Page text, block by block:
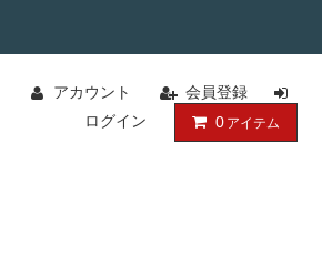
アカウント
会員登録
ログイン
0 アイテム